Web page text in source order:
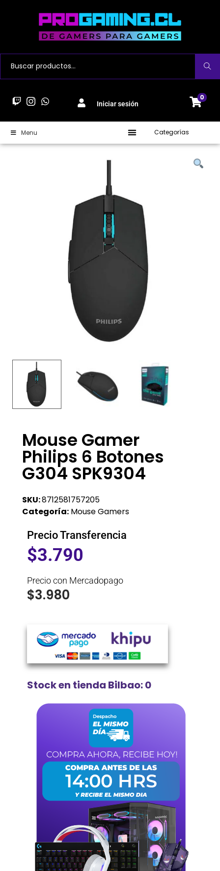
Buscar
Iniciar sesión
0
Menu Categorías
Mouse Gamer
Philips 6 Botones
G304 SPK9304
SKU:8712581757205
Categoría: Mouse Gamers
Precio Transferencia
$3.790
Precio con Mercadopago
$3.980
Stock en tienda Bilbao: 0